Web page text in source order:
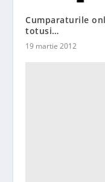
Cumparaturile
totusi…
19 martie 2012